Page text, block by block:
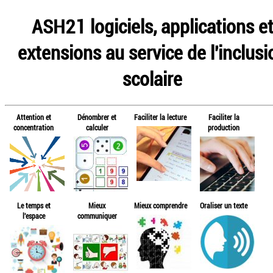
ASH21 logiciels, applications et
extensions au service de
scolaire
Attention et
concentration
Dénombrer et
calculer
Faciliter la lecture
Faciliter la
production
Le temps et
l'espace
Mieux
communiquer
Mieux comprendre Oraliser un texte